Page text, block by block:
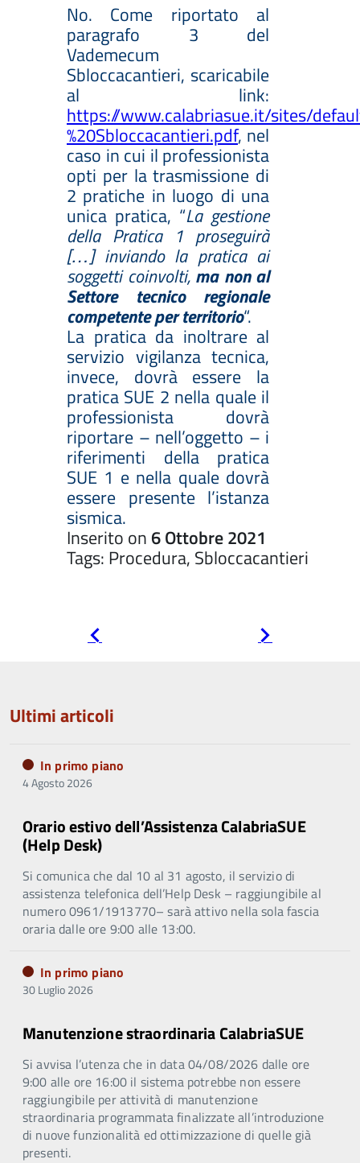
No. Come riportato al
paragrafo 3 del
Vademecum
Sbloccacantieri, scaricabile
al link:
https://www.calabriasue.it/sites/
%20Sbloccacantieri.pdf, nel
caso in cui il professionista
opti per la trasmissione di
2 pratiche in luogo di una
unica pratica, “La gestione
della Pratica 1 proseguirà
[…] inviando la pratica ai
soggetti coinvolti, ma non al
Settore tecnico regionale
competente per territorio“.
La pratica da inoltrare al
servizio vigilanza tecnica,
invece, dovrà essere la
pratica SUE 2 nella quale il
professionista dovrà
riportare – nell’oggetto – i
riferimenti della pratica
SUE 1 e nella quale dovrà
essere presente l’istanza
sismica.
Inserito on 6 Ottobre 2021
Tags: Procedura, Sbloccacantieri
Ultimi articoli
In primo piano
4 Agosto 2026
Orario estivo dell’Assistenza CalabriaSUE
(Help Desk)
Si comunica che dal 10 al 31 agosto, il servizio di
assistenza telefonica dell’Help Desk – raggiungibile al
numero 0961/1913770– sarà attivo nella sola fascia
oraria dalle ore 9:00 alle 13:00.
In primo piano
30 Luglio 2026
Manutenzione straordinaria CalabriaSUE
Si avvisa l’utenza che in data 04/08/2026 dalle ore
9:00 alle ore 16:00 il sistema potrebbe non essere
raggiungibile per attività di manutenzione
straordinaria programmata finalizzate all’introduzione
di nuove funzionalità ed ottimizzazione di quelle già
presenti.